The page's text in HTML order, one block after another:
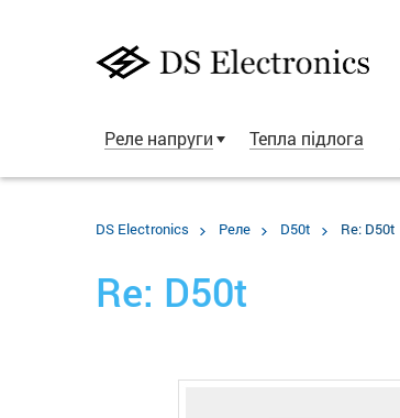
Реле напруги Тепла підлога
DS Electronics Реле D50t Re: D50t
Re: D50t